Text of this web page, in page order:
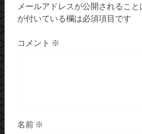
メールアドレスが公開されること
が付いている欄は必須項目です
コメント ※
名前 ※